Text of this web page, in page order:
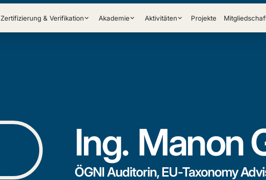
Zertifizierung & Verifikation Akademie Aktivitäten Projekte
Ing. Manon
ÖGNI Auditorin, EU-Taxonomy